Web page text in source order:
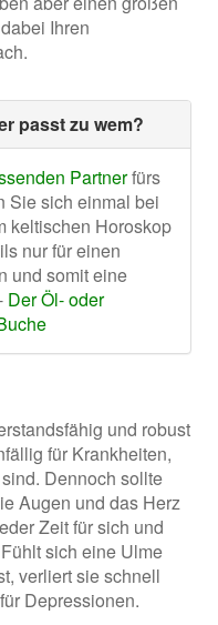
Ihren
passt zu wem?
Partnerfürs
Sie sich einmal bei
keltischen Horoskop
nur für einen
und somit eine
Der Öl- oder
und robust
für Krankheiten,
Dennoch sollte
Augen und das Herz
Zeit für sich und
sich eine Ulme
verliert sie schnell
Depressionen.